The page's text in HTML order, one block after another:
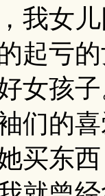
我女
起亏
女孩
们的
买东